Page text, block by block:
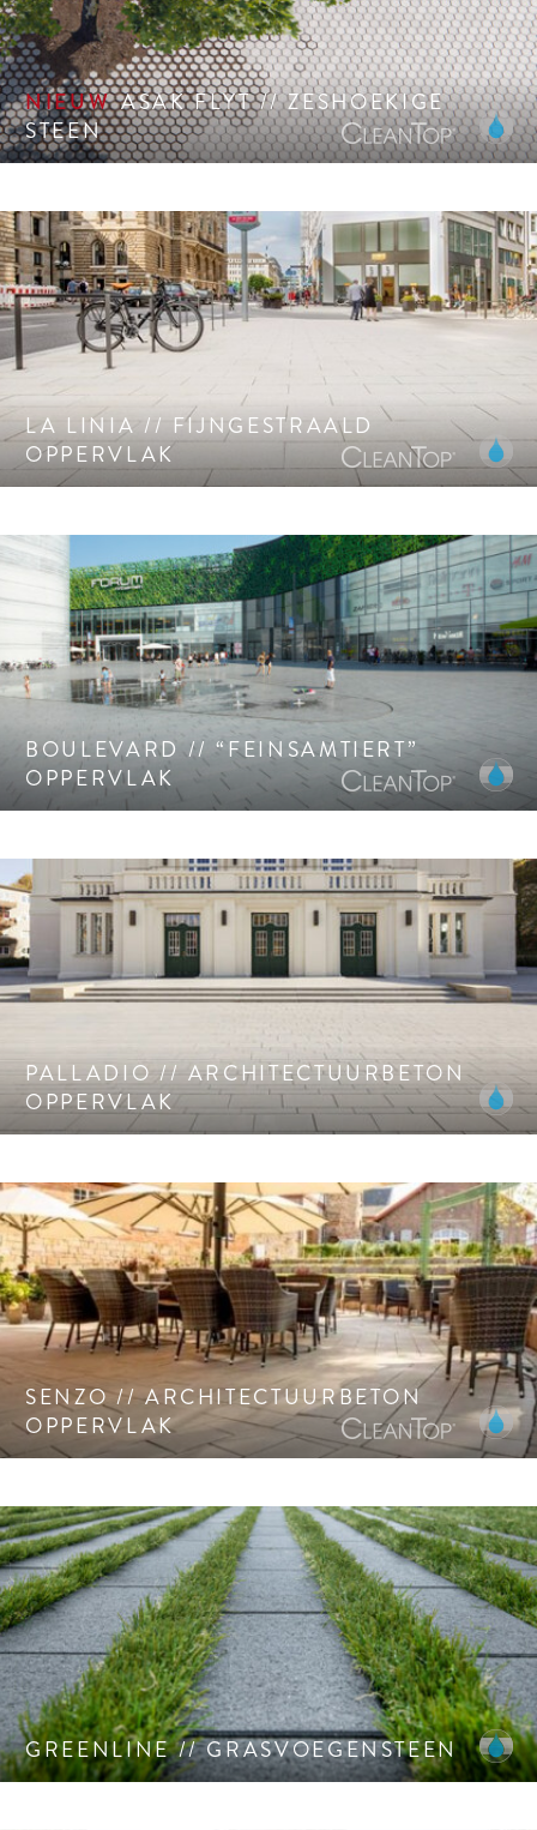
ASAK FLYT // ZESHOEKIGE
STEEN
vloeiende overgangen.
LA LINIA // FIJNGESTRAALD
OPPERVLAK
Fijngestraald oppervlak met hoogwaardige natuursteen
edelsplitten. CleanTop oppervlak CF 90.
BOULEVARD // “FEINSAMTIERT”
OPPERVLAK
Exclusief geslepen of naar wens geslepen én “feinsamtiert”
oppervlak met CleanTop oppervlak CF90.
PALLADIO // ARCHITECTUURBETON
OPPERVLAK
Hoogwaardig, homogeen en zeer egaal steenoppervlak met
monochrome kleurtinten. Gewilde puristische uitstraling.
SENZO // ARCHITECTUURBETON
OPPERVLAK
Homogeen en extra hoog verdichte Architectuurbeton
oppervlak: moderne en ietwat minimalistische uitstraling.
CleanTop®-Oppervlak CF 100.
GREENLINE // GRASVOEGENSTEEN
Groene voeg breedte is flexibel door eenvoudig draaien van
de steen.